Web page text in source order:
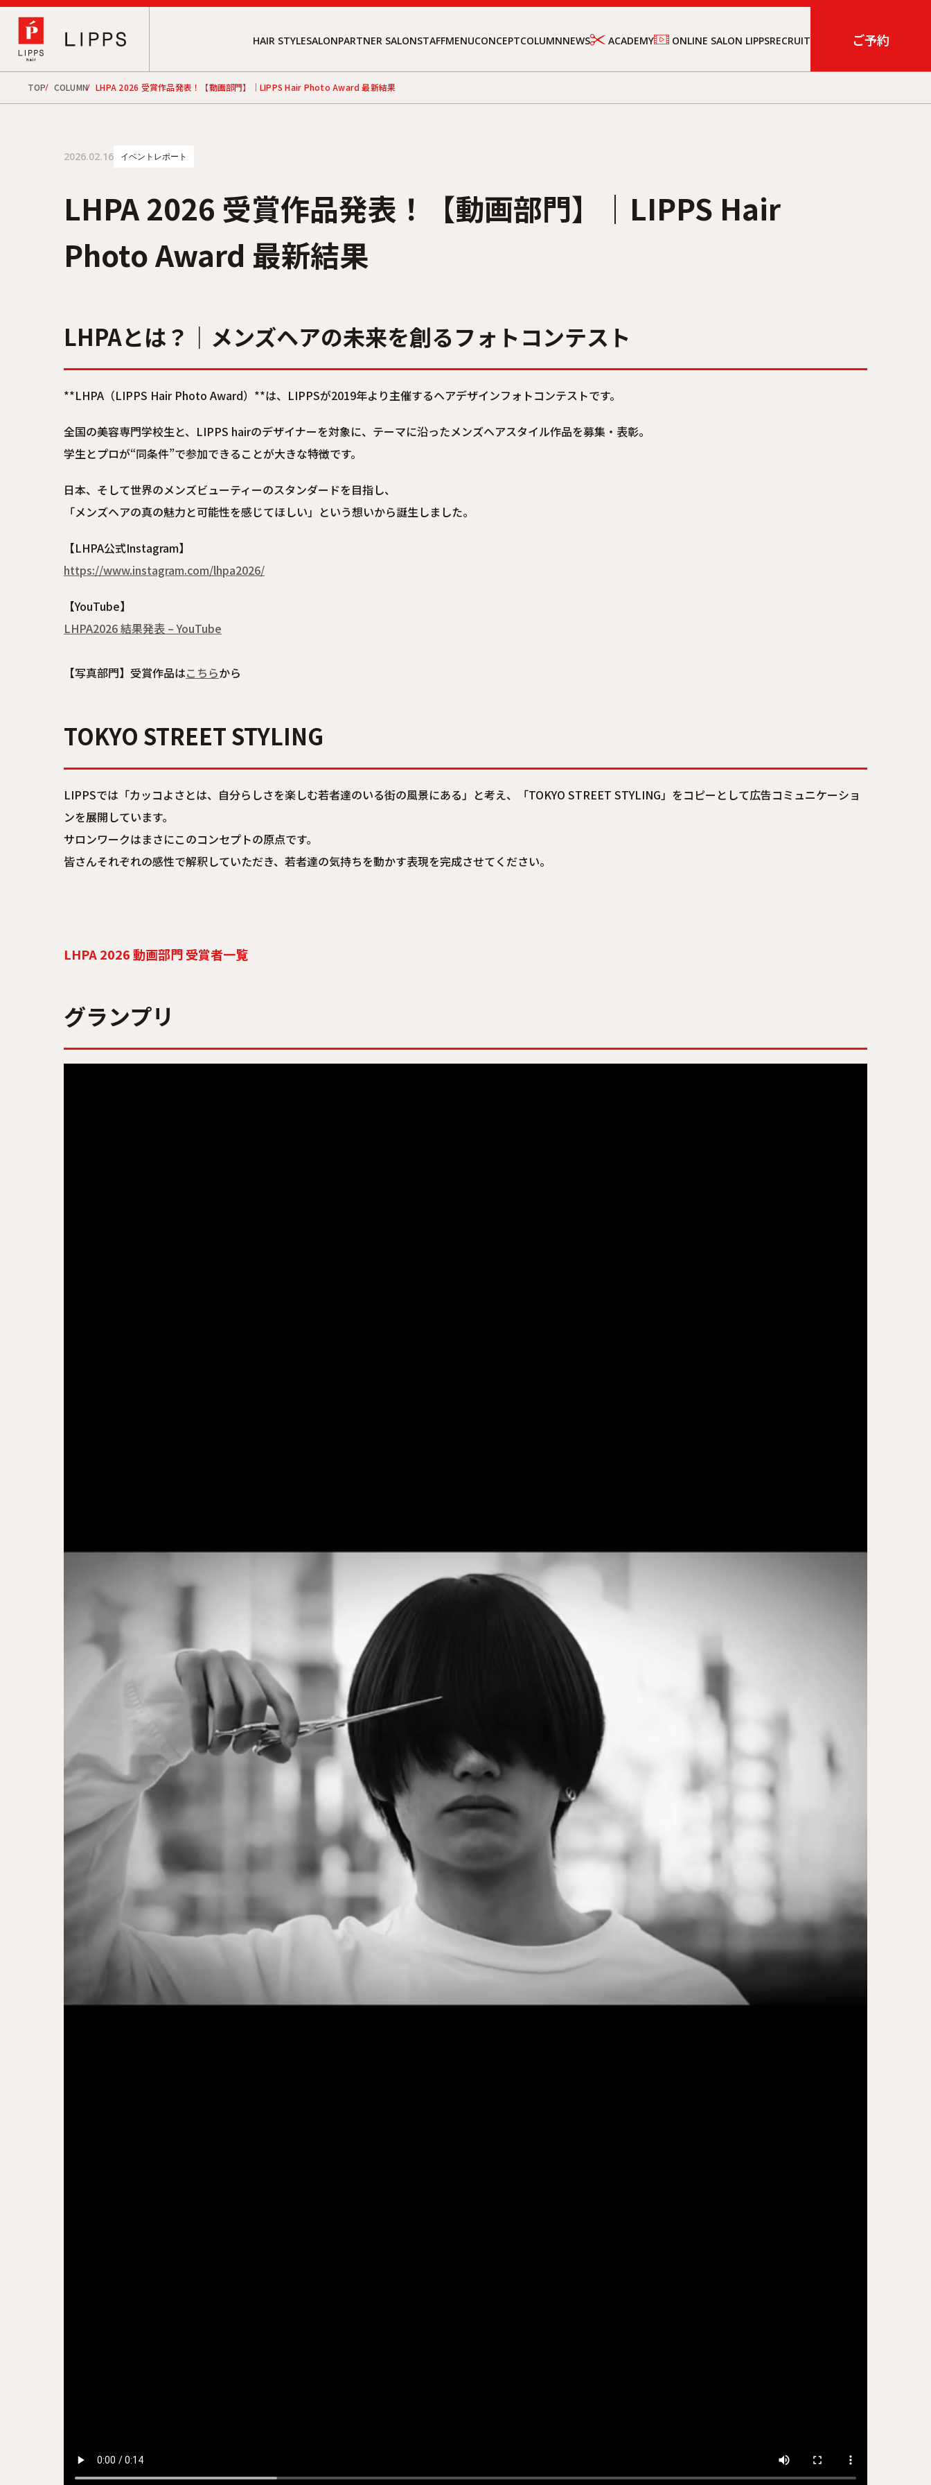
HAIR STYLESALONPARTNER SALONSTAFFMENUCONCEPTCOLUMNNEWS ACADEMY ONLINE SALON LIPPSRECRUIT ご予約
TOP COLUMN LHPA 2026 受賞作品発表！【動画部門】｜LIPPS Hair Photo Award 最新結果
2026.02.16 イベントレポート
LHPA 2026 受賞作品発表！【動画部門】｜LIPPS Hair
Photo Award 最新結果
LHPAとは？｜メンズヘアの未来を創るフォトコンテスト
**LHPA（LIPPS Hair Photo Award）**は、LIPPSが2019年より主催するヘアデザインフォトコンテストです。
全国の美容専門学校生と、LIPPS hairのデザイナーを対象に、テーマに沿ったメンズヘアスタイル作品を募集・表彰。
学生とプロが“同条件”で参加できることが大きな特徴です。
日本、そして世界のメンズビューティーのスタンダードを目指し、
「メンズヘアの真の魅力と可能性を感じてほしい」という想いから誕生しました。
【LHPA公式Instagram】
https://www.instagram.com/lhpa2026/
【YouTube】
LHPA2026 結果発表 – YouTube
【写真部門】受賞作品はこちらから
TOKYO STREET STYLING
LIPPSでは「カッコよさとは、自分らしさを楽しむ若者達のいる街の風景にある」と考え、「TOKYO STREET STYLING」をコピーとして広告コミュニケーショ
ンを展開しています。
サロンワークはまさにこのコンセプトの原点です。
皆さんそれぞれの感性で解釈していただき、若者達の気持ちを動かす表現を完成させてください。
LHPA 2026 動画部門 受賞者一覧
グランプリ